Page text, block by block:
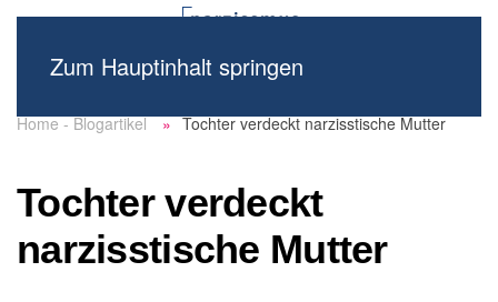
Zum Hauptinhalt springen
Home - Blogartikel Tochter verdeckt narzisstische Mutter
Tochter verdeckt
narzisstische Mutter